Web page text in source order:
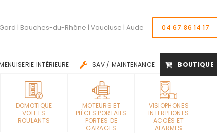
| Bouches-du-Rhône | Vaucluse | Aude 04 67 86 14 17
DOMOTIQUE
VOLETS
ROULANTS
MOTEURS ET
PIÈCES PORTAILS
PORTES DE
GARAGES
VISIOPHONES
INTERPHONES
ACCÈS ET
ALARMES
INTÉRIEURE SAV / MAINTENANCE BOUTIQUE